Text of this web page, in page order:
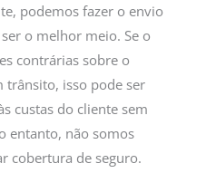
podemos fazer o envio
o melhor meio. Se o
contrárias sobre o
trânsito, isso pode ser
custas do cliente sem
entanto, não somos
cobertura de seguro.